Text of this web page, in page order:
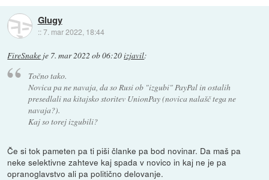
Glugy
::7. mar 2022, 18:44
FireSnake je 7. mar 2022 ob 06:20izjavil:
Točno tako.
Novica pa ne navaja, da so Rusi ob "izgubi" PayPal in ostalih
presedlali na kitajsko storitev UnionPay (novica nalašč tega ne
navaja?).
Kaj so torej izgubili?
Če si tok pameten pa ti piši članke pa bod novinar. Da maš pa
neke selektivne zahteve kaj spada v novico in kaj ne je pa
opranoglavstvo ali pa politično delovanje.